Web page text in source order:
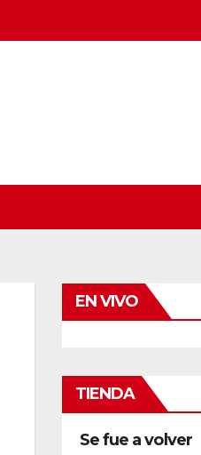
EN VIVO
TIENDA
Se fue a volver